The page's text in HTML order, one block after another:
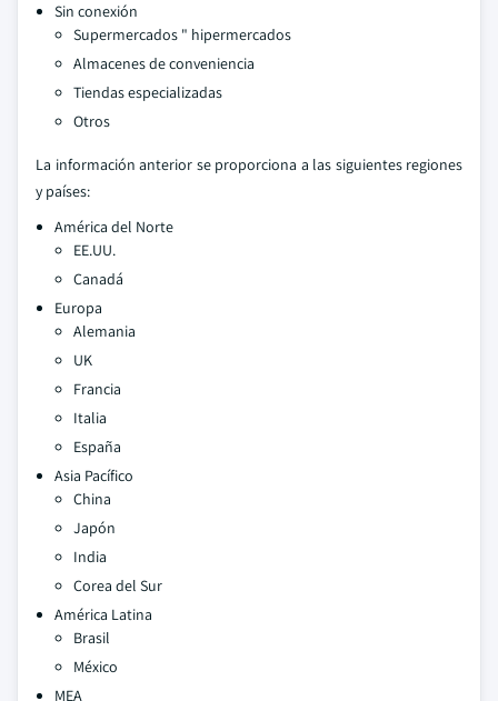
Sin conexión
Supermercados " hipermercados
Almacenes de conveniencia
Tiendas especializadas
Otros
La información anterior se proporciona a las siguientes regiones
y países:
América del Norte
EE.UU.
Canadá
Europa
Alemania
UK
Francia
Italia
España
Asia Pacífico
China
Japón
India
Corea del Sur
América Latina
Brasil
México
MEA